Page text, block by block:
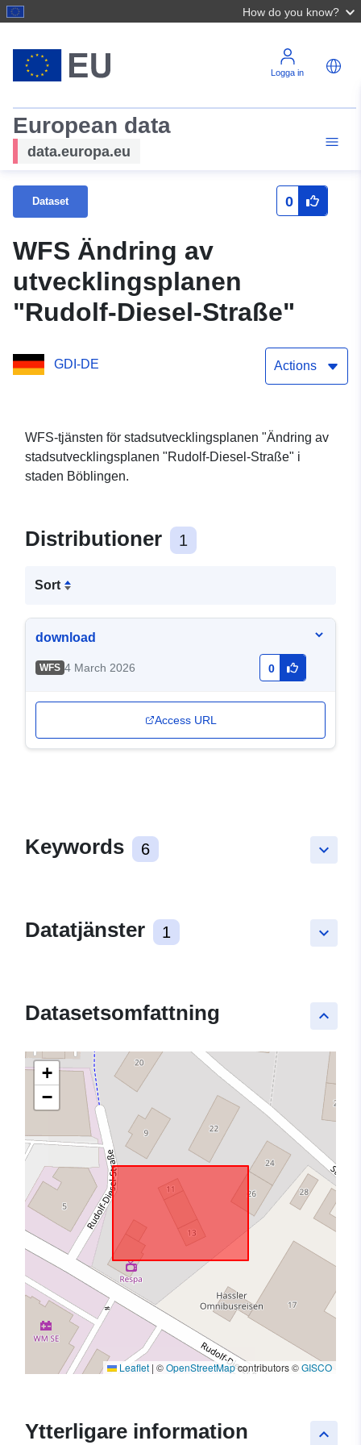
How do you know?
Logga in
European data
data.europa.eu
Dataset 0
WFS Ändring av
utvecklingsplanen
"Rudolf-Diesel-Straße"
GDI-DE Actions
WFS-tjänsten för stadsutvecklingsplanen "Ändring av
stadsutvecklingsplanen "Rudolf-Diesel-Straße" i
staden Böblingen.
Distributioner 1
Sort
download
WFS 4 March 2026 0
Access URL
keyboard_arrow_down
Keywords 6
keyboard_arrow_down
Datatjänster 1
keyboard_arrow_up
Datasetsomfattning
+
−
Leaflet | ©OpenStreetMapcontributors ©GISCO
keyboard_arrow_up
Ytterligare information